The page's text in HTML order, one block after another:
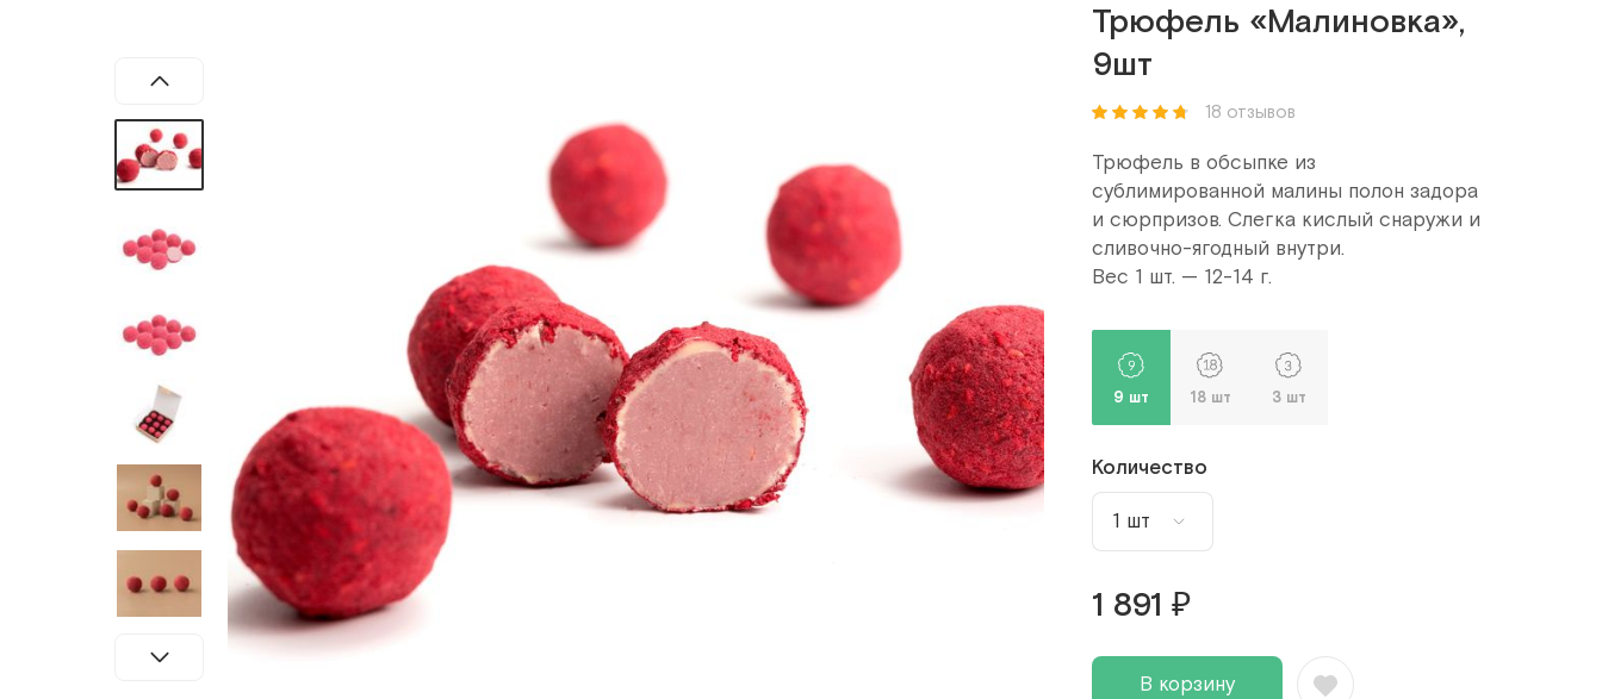
Трюфель «Малиновка»,
9шт
18 отзывов
Трюфель в обсыпке из
сублимированной малины полон задора
и сюрпризов. Слегка кислый снаружи и
сливочно-ягодный внутри.
Вес 1 шт. — 12-14 г.
9 шт 18 шт 3 шт
Количество
1 шт
3 шт
1 891 ₽
В корзину